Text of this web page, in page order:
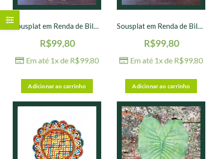
Sousplat em Renda de Bilro nº 03 – 36 cm
R$99,80
Em até 1x de R$99,80
Adicionar ao carrinho
Sousplat em Renda de Bilro nº 04 – 36 cm
R$99,80
Em até 1x de R$99,80
Adicionar ao carrinho